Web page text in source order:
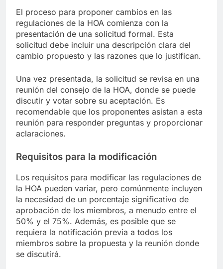
El proceso para proponer cambios en las
regulaciones de la HOA comienza con la
presentación de una solicitud formal. Esta
solicitud debe incluir una descripción clara del
cambio propuesto y las razones que lo justifican.
Una vez presentada, la solicitud se revisa en una
reunión del consejo de la HOA, donde se puede
discutir y votar sobre su aceptación. Es
recomendable que los proponentes asistan a esta
reunión para responder preguntas y proporcionar
aclaraciones.
Requisitos para la modificación
Los requisitos para modificar las regulaciones de
la HOA pueden variar, pero comúnmente incluyen
la necesidad de un porcentaje significativo de
aprobación de los miembros, a menudo entre el
50% y el 75%. Además, es posible que se
requiera la notificación previa a todos los
miembros sobre la propuesta y la reunión donde
se discutirá.